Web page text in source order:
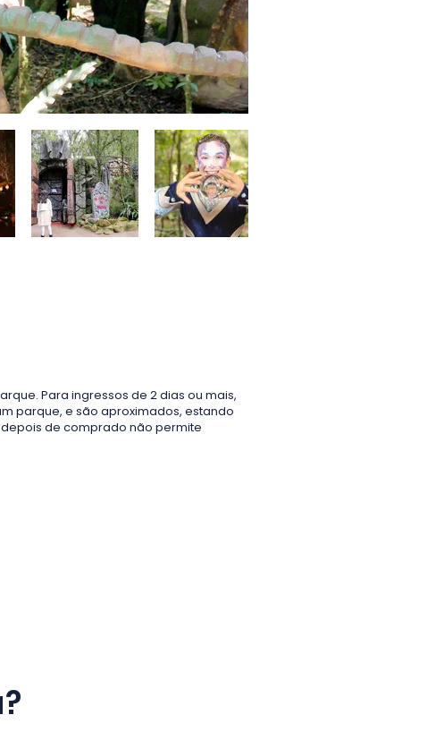
Para ingressos de 2 dias ou mais,
parque, e são aproximados, estando
de comprado não permite